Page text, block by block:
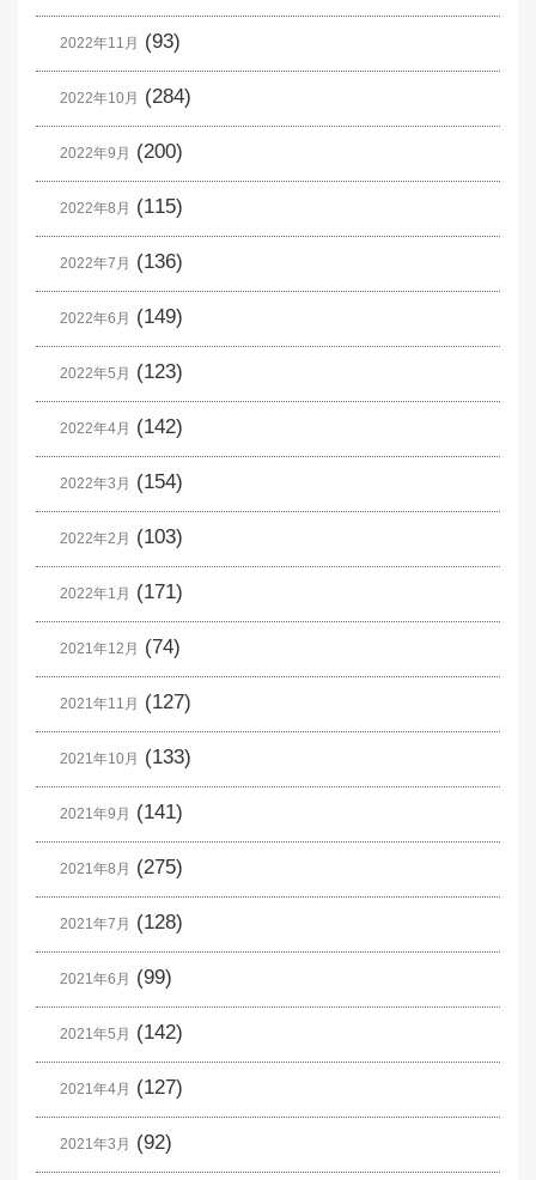
2022年11月 (93)
2022年10月 (284)
2022年9月 (200)
2022年8月 (115)
2022年7月 (136)
2022年6月 (149)
2022年5月 (123)
2022年4月 (142)
2022年3月 (154)
2022年2月 (103)
2022年1月 (171)
2021年12月 (74)
2021年11月 (127)
2021年10月 (133)
2021年9月 (141)
2021年8月 (275)
2021年7月 (128)
2021年6月 (99)
2021年5月 (142)
2021年4月 (127)
2021年3月 (92)